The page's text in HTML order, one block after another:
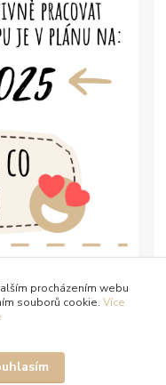
procházením webu
souborů cookie. Více